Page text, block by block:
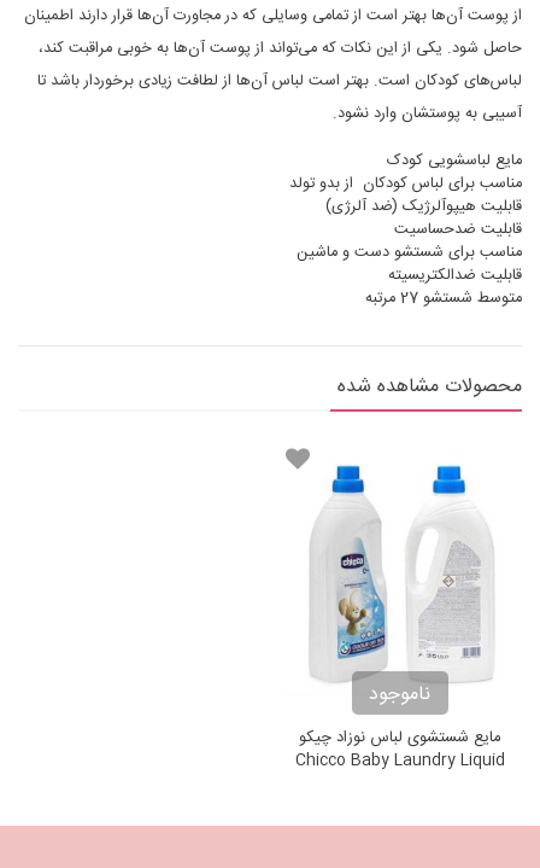
از پوست آن‌ها بهتر است از تمامی وسایلی که در مجاورت آن‌ها قرار دارند اطمینان
حاصل شود. یکی از این نکات که می‌تواند از پوست آن‌ها به خوبی مراقبت کند،
لباس‌های کودکان است. بهتر است لباس آن‌ها از لطافت زیادی برخوردار باشد تا
آسیبی به پوستشان وارد نشود.
مایع لباسشویی کودک
مناسب برای لباس کودکان از بدو تولد
قابلیت هیپوآلرژیک (ضد آلرژی)
قابلیت ضدحساسیت
مناسب برای شستشو دست و ماشین
قابلیت ضدالکتریسیته
متوسط شستشو 27 مرتبه
محصولات مشاهده شده
ناموجود
مایع شستشوی لباس نوزاد چيکو
Chicco Baby Laundry Liquid